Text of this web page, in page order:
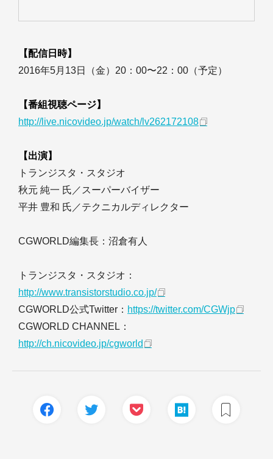
【配信日時】
2016年5月13日（金）20：00〜22：00（予定）
【番組視聴ページ】
http://live.nicovideo.jp/watch/lv262172108
【出演】
トランジスタ・スタジオ
秋元 純一 氏／スーパーバイザー
平井 豊和 氏／テクニカルディレクター
CGWORLD編集長：沼倉有人
トランジスタ・スタジオ：
http://www.transistorstudio.co.jp/
CGWORLD公式Twitter： https://twitter.com/CGWjp
CGWORLD CHANNEL：
http://ch.nicovideo.jp/cgworld